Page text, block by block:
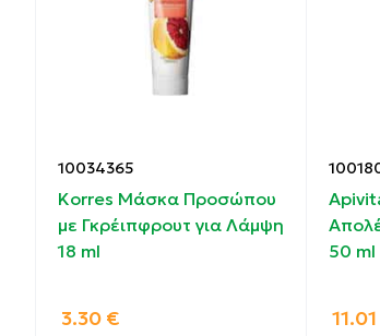
10034365
Korres Μάσκα Προσώπου
με Γκρέιπφρουτ για Λάμψη
18 ml
3.30 €
50 ml
11.01